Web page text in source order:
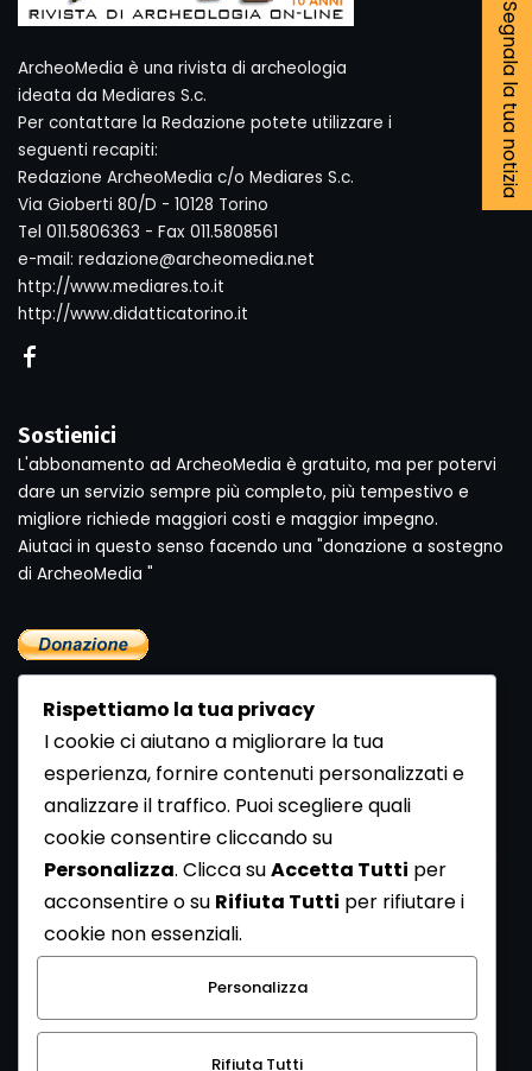
Segnala la tua notizia
ArcheoMedia è una rivista di archeologia
ideata da Mediares S.c.
Per contattare la Redazione potete utilizzare i
seguenti recapiti:
Redazione ArcheoMedia c/o Mediares S.c.
Via Gioberti 80/D - 10128 Torino
Tel 011.5806363 - Fax 011.5808561
e-mail: redazione@archeomedia.net
http://www.mediares.to.it
http://www.didatticatorino.it
Sostienici
L'abbonamento ad ArcheoMedia è gratuito, ma per potervi
dare un servizio sempre più completo, più tempestivo e
migliore richiede maggiori costi e maggior impegno.
Aiutaci in questo senso facendo una "donazione a sostegno
di ArcheoMedia "
Newsletter
Se vuoi ricevere la Rivista gratuita di archeologia realizzata
dalla Redazione di ArcheoMedia iscriviti alla nostra
Newsletter [Clicca Qui]
Con l'invio del messaggio l'utente dichiara di aver letto
l’informativa sulla privacy e di acconsentire al trattamento
dei propri dati personali.
Rispettiamo la tua privacy
I cookie ci aiutano a migliorare la tua
esperienza, fornire contenuti personalizzati e
analizzare il traffico. Puoi scegliere quali
cookie consentire cliccando su
Personalizza. Clicca suAccetta Tutti per
acconsentire o su Rifiuta Tutti per rifiutare i
cookie non essenziali.
Personalizza
Rifiuta Tutti